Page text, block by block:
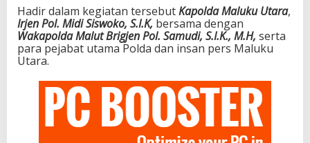
Hadir dalam kegiatan tersebutKapolda Maluku Utara,
Irjen Pol. Midi Siswoko, S.I.K, bersama dengan
Wakapolda MalutBrigjen Pol. Samudi, S.I.K., M.H, serta
para pejabat utama Polda dan insan pers Maluku
Utara.